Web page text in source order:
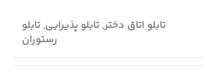
تابلو اتاق دختر, تابلو پذیرایی, تابلو
رستوران